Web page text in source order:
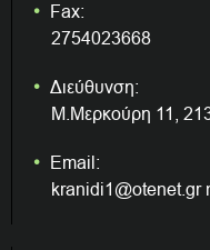
Fax:
2754023668
Διεύθυνση:
Μ.Μερκούρη 11,
Email:
kranidi1@otenet.gr